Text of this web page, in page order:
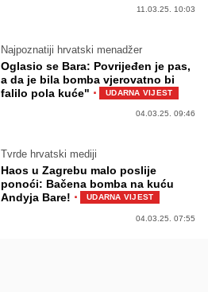
11.03.25. 10:03
Najpoznatiji hrvatski menadžer
Oglasio se Bara: Povrijeđen je pas,
a da je bila bomba vjerovatno bi
falilo pola kuće" · UDARNA VIJEST
04.03.25. 09:46
Tvrde hrvatski mediji
Haos u Zagrebu malo poslije
ponoći: Bačena bomba na kuću
Andyja Bare! · UDARNA VIJEST
04.03.25. 07:55